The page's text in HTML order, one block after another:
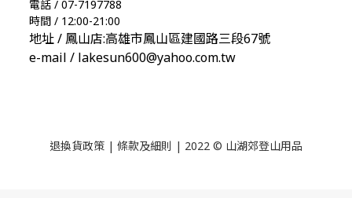
電話 / 07-7197788
時間 / 12:00-21:00
地址 / 鳳山店:高雄市鳳山區建國路三段67號
e-mail / lakesun600@yahoo.com.tw
退換貨政策 | 條款及細則 | 2022 © 山湖郊登山用品